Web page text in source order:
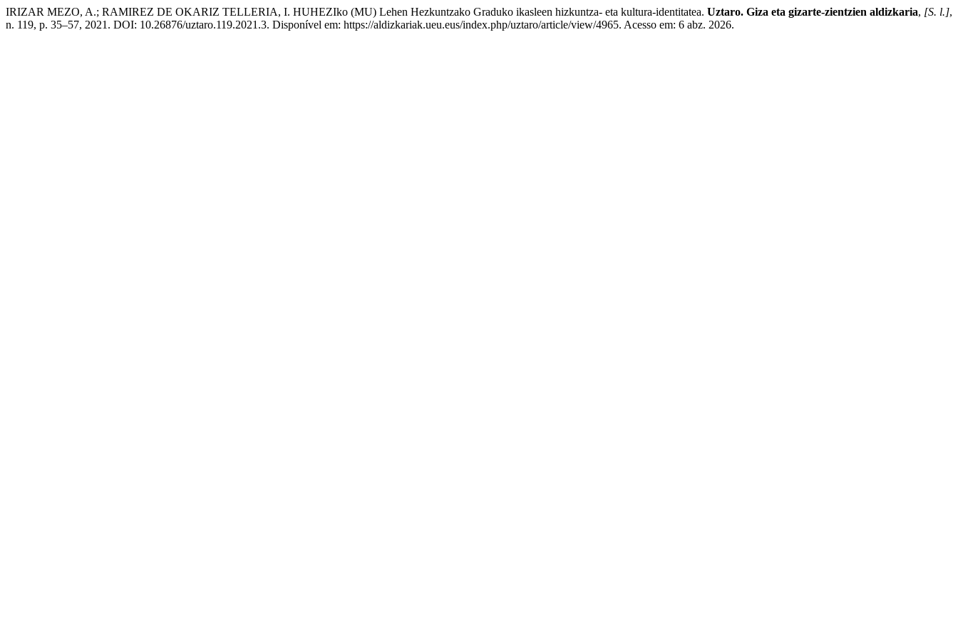
IRIZAR MEZO, A.; RAMIREZ DE OKARIZ TELLERIA, I. HUHEZIko (MU) Lehen Hezkuntzako Graduko ikasleen hizkuntza- eta kultura-identitatea. Uztaro. Giza eta gizarte-zientzien aldizkaria, [S. l.],
n. 119, p. 35–57, 2021. DOI: 10.26876/uztaro.119.2021.3. Disponível em: https://aldizkariak.ueu.eus/index.php/uztaro/article/view/4965. Acesso em: 6 abz. 2026.